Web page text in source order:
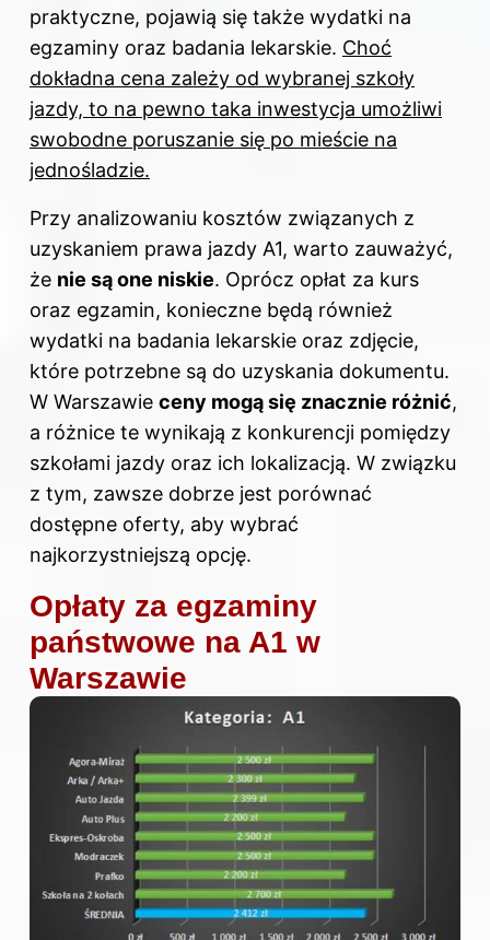
praktyczne, pojawią się także wydatki na
egzaminy oraz badania lekarskie. Choć
dokładna cena zależy od wybranej szkoły
jazdy, to na pewno taka inwestycja umożliwi
swobodne poruszanie się po mieście na
jednośladzie.
Przy analizowaniu kosztów związanych z
uzyskaniem prawa jazdy A1, warto zauważyć,
że nie są one niskie. Oprócz opłat za kurs
oraz egzamin, konieczne będą również
wydatki na badania lekarskie oraz zdjęcie,
które potrzebne są do uzyskania dokumentu.
W Warszawie ceny mogą się znacznie różnić,
a różnice te wynikają z konkurencji pomiędzy
szkołami jazdy oraz ich lokalizacją. W związku
z tym, zawsze dobrze jest porównać
dostępne oferty, aby wybrać
najkorzystniejszą opcję.
Opłaty za egzaminy
państwowe na A1 w
Warszawie